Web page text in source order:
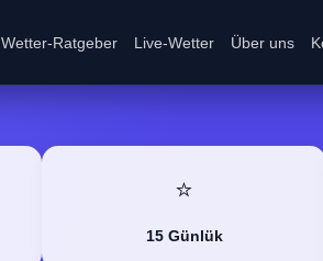
Wetter-Ratgeber Live-Wetter Über uns
⭐
15 Günlük